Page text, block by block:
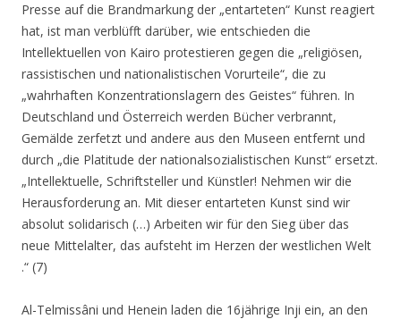
Presse auf die Brandmarkung der „entarteten“ Kunst reagiert
hat, ist man verblüfft darüber, wie entschieden die
Intellektuellen von Kairo protestieren gegen die „religiösen,
rassistischen und nationalistischen Vorurteile“, die zu
„wahrhaften Konzentrationslagern des Geistes“ führen. In
Deutschland und Österreich werden Bücher verbrannt,
Gemälde zerfetzt und andere aus den Museen entfernt und
durch „die Platitude der nationalsozialistischen Kunst“ ersetzt.
„Intellektuelle, Schriftsteller und Künstler! Nehmen wir die
Herausforderung an. Mit dieser entarteten Kunst sind wir
absolut solidarisch (…) Arbeiten wir für den Sieg über das
neue Mittelalter, das aufsteht im Herzen der westlichen Welt
.“ (7)
Al-Telmissâni und Henein laden die 16jährige Inji ein, an den